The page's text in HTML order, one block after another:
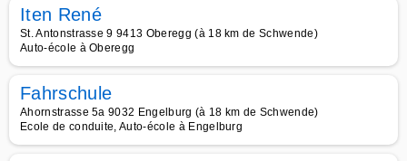
Iten René
St. Antonstrasse 9 9413 Oberegg (à 18 km de Schwende)
Auto-école à Oberegg
Fahrschule
Ahornstrasse 5a 9032 Engelburg (à 18 km de Schwende)
Ecole de conduite, Auto-école à Engelburg